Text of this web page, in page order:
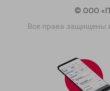
© ООО
Все права защищены